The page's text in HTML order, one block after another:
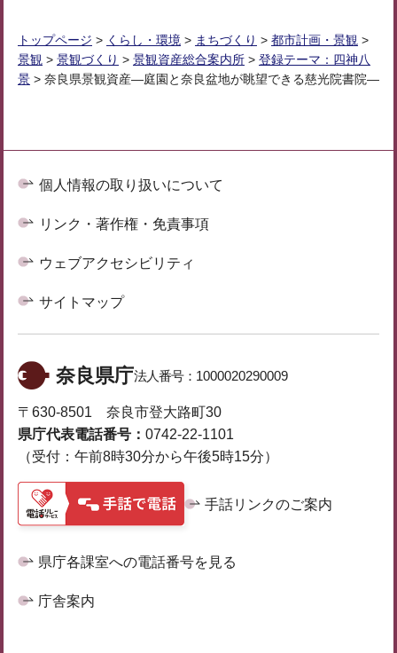
トップページ > くらし・環境 > まちづくり > 都市計画・景観 >
景観 > 景観づくり > 景観資産総合案内所 > 登録テーマ：四神八
景 > 奈良県景観資産―庭園と奈良盆地が眺望できる慈光院書院―
個人情報の取り扱いについて
リンク・著作権・免責事項
ウェブアクセシビリティ
サイトマップ
奈良県庁法人番号： 1000020290009
〒630-8501 奈良市登大路町30
県庁代表電話番号： 0742-22-1101
（受付：午前8時30分から午後5時15分）
手話リンクのご案内
県庁各課室への電話番号を見る
庁舎案内